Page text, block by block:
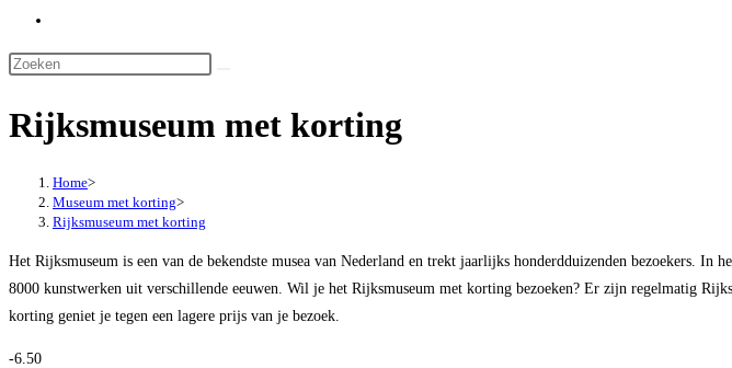
zoeken
Rijksmuseum met korting
Home>
Museum met korting>
Rijksmuseum met korting
Het Rijksmuseum is een van de bekendste musea van Nederland en trekt jaarlijks honderdduizenden bezoekers.
8000 kunstwerken uit verschillende eeuwen. Wil je het Rijksmuseum met korting bezoeken? Er zijn regelmatig
korting geniet je tegen een lagere prijs van je bezoek.
-6.50